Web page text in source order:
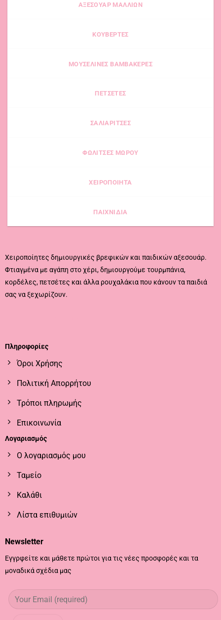
ΑΞΕΣΟΥΑΡ ΜΑΛΛΙΩΝ
ΚΟΥΒΕΡΤΕΣ
ΜΟΥΣΕΛΙΝΕΣ ΒΑΜΒΑΚΕΡΕΣ
ΠΕΤΣΕΤΕΣ
ΣΑΛΙΑΡΙΤΣΕΣ
ΦΩΛΙΤΣΕΣ ΜΩΡΟΥ
ΧΕΙΡΟΠΟΙΗΤΑ
ΠΑΙΧΝΙΔΙΑ
Χειροποίητες δημιουργικές βρεφικών και παιδικών αξεσουάρ.
Φτιαγμένα με αγάπη στο χέρι, δημιουργούμε τουρμπάνια,
κορδέλες, πετσέτες και άλλα ρουχαλάκια που κάνουν τα παιδιά
σας να ξεχωρίζουν.
Πληροφορίες
Όροι Χρήσης
Πολιτική Απορρήτου
Τρόποι πληρωμής
Επικοινωνία
Λογαριασμός
Ο λογαριασμός μου
Ταμείο
Καλάθι
Λίστα επιθυμιών
Newsletter
Εγγρφείτε και μάθετε πρώτοι για τις νέες προσφορές και τα
μοναδικά σχέδια μας